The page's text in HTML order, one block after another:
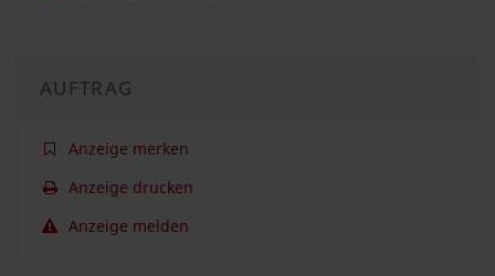
AUFTRAG
Anzeige merken
Anzeige drucken
Anzeige melden